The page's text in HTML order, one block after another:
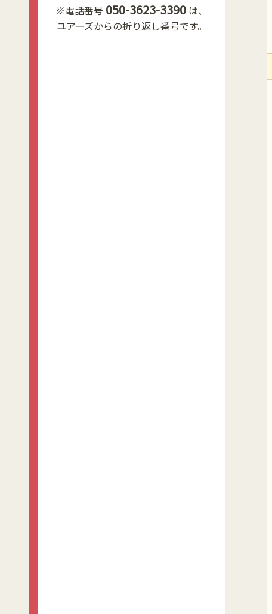
※電話番号 050-3623-3390 は、
ユアーズからの折り返し番号です。